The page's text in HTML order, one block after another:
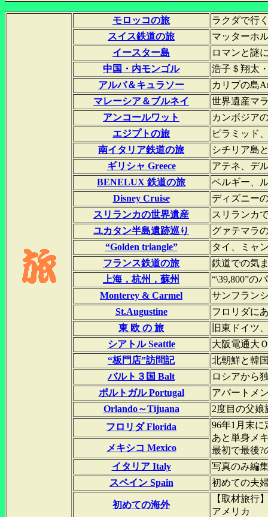
モロッコの旅
ラクダで行
スイス鉄道の旅
マッターホ
イースター島
ロマンと謎
中国・内モンゴル
浩子＄翔太
アルバ＆キュラソー
カリブの島
マレーシア＆ブルネイ
世界遺産マ
アンコールワット
カンボジア
エジプトの旅
ピラミッド
南イタリア鉄道の旅
シチリア島
ギリシャ Greece
アテネ、デ
BENELUX 鉄道の旅
ベルギー、
Disney Cruise
ディズニー
スリランカの世界遺産
スリランカ
ユカタン半島遺跡巡り
グァテマラ
“Golden triangle”
タイ、ミャ
フランス鉄道の旅
鉄道での気
上海，杭州，蘇州
“\39,800”の
Monterey & Carmel
サンフラン
St.Augustine
フロリダに
東 欧 の 旅
旧東ドイツ
シアトル Seattle
大阪電通大
“板門店”訪問記
北朝鮮と韓
バルト３国 Balt
ロシアから
ポルトガル Portugal
アパートメ
Orlando～Tijuana
2度目の父娘
フロリダ Florida
96年1月末に
あと単身メ
最初で最後?
メキシコ Mexico
イタリア Italy
写真のみ編
スペイン Spain
初めての夫
初めての海外
【取材旅行
アメリカ